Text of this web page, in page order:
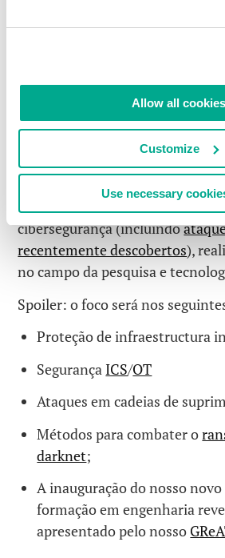
Allow all cookies
Customize
Use necessary
segurança cibernética.
// Para aqueles que desejam
se desenvolveu ao longo dos
Este ano, o local aconchegante
, na Tailândia, onde a
acontecerá de25 a 27 de
apresentaremos,
discutiremos as últimas
cibersegurança (incluindo
recentemente descobertos),
no campo da pesquisa e
Spoiler: o foco será nos
Proteção de infraestructura
Segurança ICS/OT
Ataques em cadeias de
Métodos para combater o
darknet;
A inauguração do nosso
formação em engenharia
apresentado pelo nosso